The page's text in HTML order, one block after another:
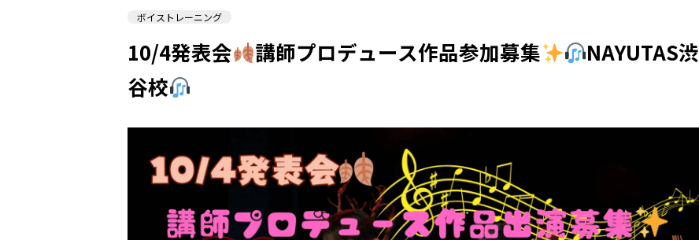
ボイストレーニング
10/4発表会 講師プロデュース作品参加募集
NAYUTAS渋
谷校